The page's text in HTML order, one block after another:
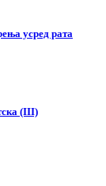
усред рата
(III)